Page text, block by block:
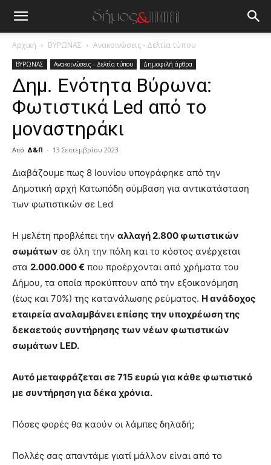
Αρχική ΒΥΡΩΝΑΣ Ανακοινώσεις - Δελτία τύπου
ΒΥΡΩΝΑΣ Ανακοινώσεις - Δελτία τύπου Δημοφιλή άρθρα
Δημ. Ενότητα Βύρωνα:
Φωτιστικά Led από το
μοναστηράκι
Από Δ&Π - 13 Σεπτεμβρίου 2023
blonde
lesbians
very
hot
show.desi
xxx
lyons
teaches
you
the
meaning
of
pain.
hd
Διαβάζουμε πως 8 Ιουνίου υπογράφηκε από την
Δημοτική αρχή Κατωπόδη σύμβαση για αντικατάσταση
των φωτιστικών σε Led
Η μελέτη προβλέπει την αλλαγή 2.800 φωτιστικών
σωμάτων σε όλη την πόλη και το κόστος ανέρχεται
στα 2.000.000 € που προέρχονται από χρήματα του
Δήμου, τα οποία προκύπτουν από την εξοικονόμηση
(έως και 70%) της κατανάλωσης ρεύματος. Η ανάδοχος
εταιρεία αναλαμβάνει επίσης την υποχρέωση της
δεκαετούς συντήρησης των νέων φωτιστικών
σωμάτων LED.
Αυτό μεταφράζεται σε 715 ευρώ για κάθε φωτιστικό
με συντήρηση για δέκα χρόνια.
Πόσες φορές θα καούν οι λάμπες δηλαδή;
Πολλές σας απαντάμε γιατί μάλλον είναι από το